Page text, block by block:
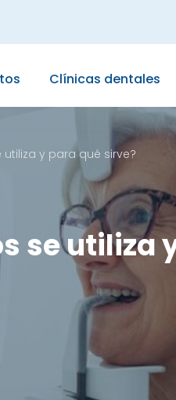
Clínicas dentales
y para qué sirve?
se utiliza